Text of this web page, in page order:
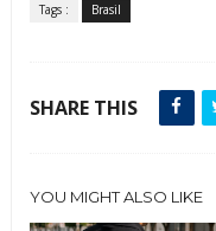
Tags : Brasil
SHARE THIS
YOU MIGHT ALSO LIKE